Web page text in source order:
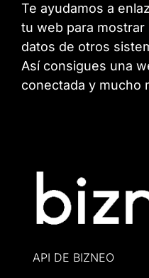
Te ayudamos a
tu web para
datos de otros
Así consigues una
conectada y mucho
API DE BIZNEO